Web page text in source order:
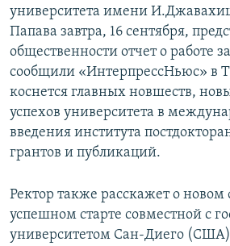
поискуАРМЕНИЯ
АЗЕРБАЙДЖАН
ПОЛИТИКА
ЭКОНОМИКА
ОБЩЕСТВО
КУЛЬТУРА
СПОРТ
РУБРИКИ
НЕКРУГЛЫЙ СТОЛ
ГОСТЬ НЕДЕЛИ
ПОЗИЦИЯ
БЛОГИ
ЧИТАЕМ ПРЕССУ
МУЛЬТИМЕДИА
ВИДЕО
ФОТО
АУДИО
ПОДКАСТЫ
АРХИВ РАДИОПРОГРАММЫ
ПРИСОЕДИНЯЙТЕСЬ!
Все сайты РСЕ/РС
университета имени
Папава завтра, 16 сентября,
общественности отчет о работе
сообщили «ИнтерпрессНьюс» в
коснется главных новшеств,
успехов университета в
введения института
грантов и публикаций.
Ректор также расскажет о новом
успешном старте совместной с
университетом Сан-Диего